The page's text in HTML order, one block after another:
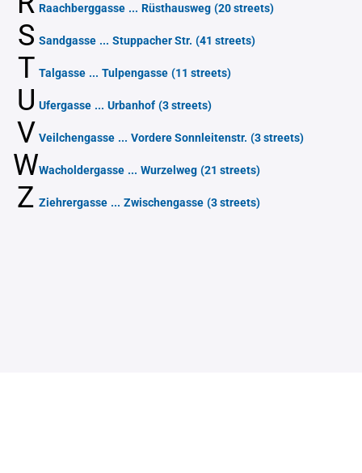
Raachberggasse ... Rüsthausweg (20 streets)
S Sandgasse ... Stuppacher Str. (41 streets)
T Talgasse ... Tulpengasse (11 streets)
U Ufergasse ... Urbanhof (3 streets)
V Veilchengasse ... Vordere Sonnleitenstr. (3 streets)
WWacholdergasse ... Wurzelweg (21 streets)
Z Ziehrergasse ... Zwischengasse (3 streets)